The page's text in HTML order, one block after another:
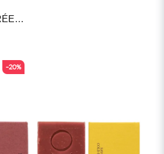
MENTHE POIVRÉE KERZON
-20%